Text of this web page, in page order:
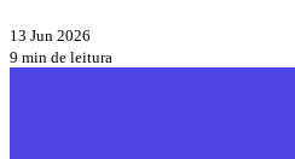
13 Jun 2026
9 min de leitura